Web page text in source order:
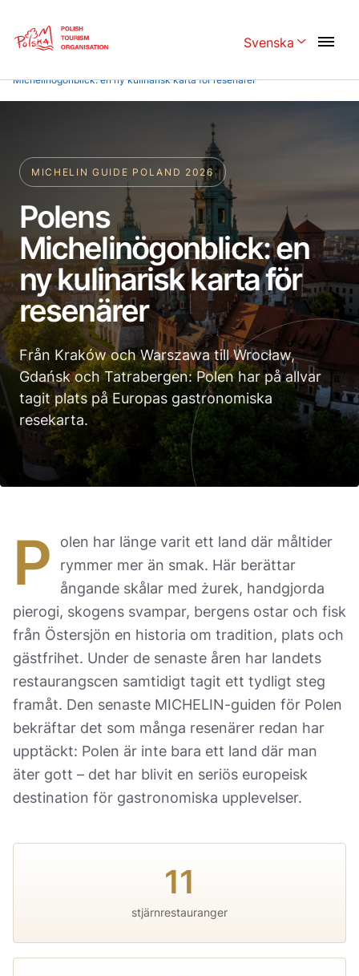
Svenska
Polski English
Dansk Deutschland
Français
Italiano Magyar
Nederlands 日本語
Português Norsk
Suomi Svenska
Україна
Zamknij
Michelinögonblick: en ny kulinarisk karta för resenärer
MICHELIN GUIDE POLAND 2026
Polens
Michelinögonblick: en
ny kulinarisk karta för
resenärer
Från Kraków och Warszawa till Wrocław,
Gdańsk och Tatrabergen: Polen har på allvar
tagit plats på Europas gastronomiska
resekarta.
P
olen har länge varit ett land där måltider
rymmer mer än smak. Här berättar
ångande skålar med żurek, handgjorda
pierogi, skogens svampar, bergens ostar och fisk
från Östersjön en historia om tradition, plats och
gästfrihet. Under de senaste åren har landets
restaurangscen samtidigt tagit ett tydligt steg
framåt. Den senaste MICHELIN-guiden för Polen
bekräftar det som många resenärer redan har
upptäckt: Polen är inte bara ett land där man
äter gott – det har blivit en seriös europeisk
destination för gastronomiska upplevelser.
11
stjärnrestauranger